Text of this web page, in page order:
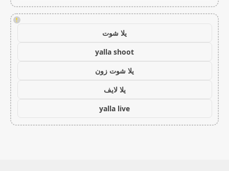
!
يلا شوت
yalla shoot
يلا شوت زون
يلا لايف
yalla live